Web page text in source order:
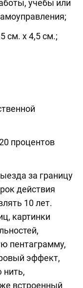
учебы или
см. x 4,5 см.;
процентов
за границу
действия
10 лет.
картинки
пентаграмму,
эффект,
встроенный